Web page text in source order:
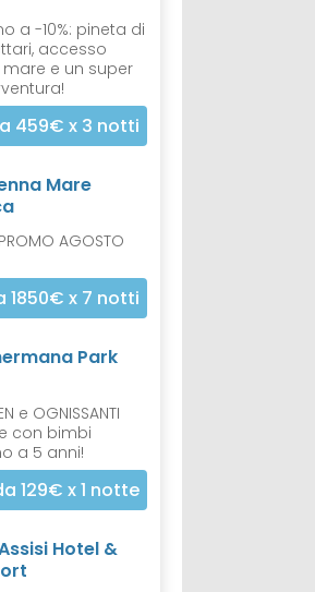
a -10%: pineta di
accesso
e un super
459€ x 3 notti
Mare
AGOSTO
1850€ x 7 notti
Park
e OGNISSANTI
con bimbi
a 5 anni!
129€ x 1 notte
Hotel &